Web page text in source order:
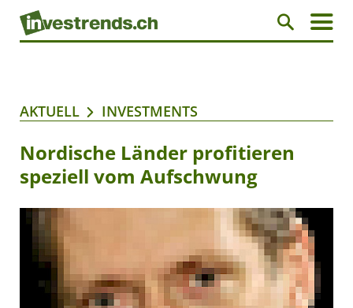
AKTUELL INVESTMENTS
Nordische Länder profitieren
speziell vom Aufschwung